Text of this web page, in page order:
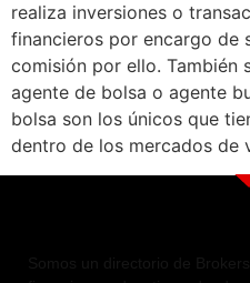
realiza inversiones o
financieros por encargo de
comisión por ello. También
agente de bolsa o agente
bolsa son los únicos que
dentro de los mercados de